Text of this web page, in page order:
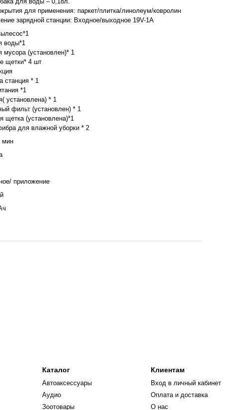
для применения: паркет/плитка/линолеум/ковролин
зарядной станции: Входное/выходное 19V-1A
воды*1
мусора (установлен)* 1
щетки* 4 шт
станция * 1
*1
установлена) * 1
фильт (установлен) * 1
щетка (установлена)*1
для влажной уборки * 2
мин
приложение
Каталог
Автоаксессуары
Аудио
Зоотовары
Клиентам
Вход в личный кабинет
Оплата и доставка
О нас